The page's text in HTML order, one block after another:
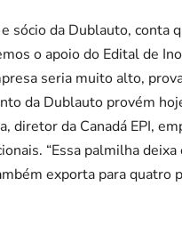
sócio da Dublauto, conta
o apoio do Edital de
seria muito alto,
da Dublauto provém
diretor da Canadá EPI,
“Essa palmilha
exporta para quatro